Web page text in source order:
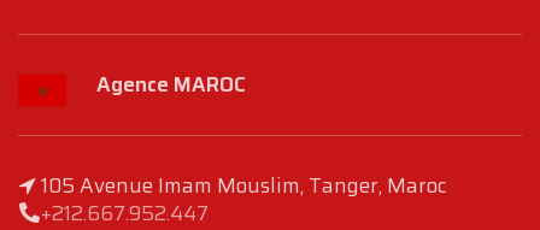
Agence MAROC
105 Avenue Imam Mouslim, Tanger, Maroc
+212.667.952.447